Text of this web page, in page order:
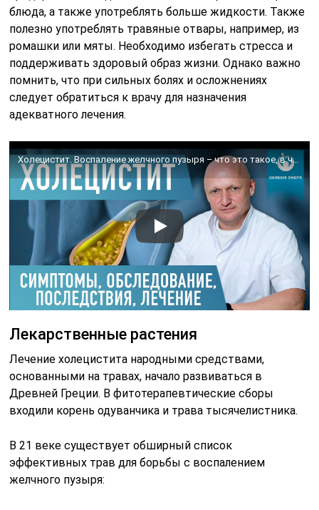
блюда, а также употреблять больше жидкости. Также
полезно употреблять травяные отвары, например, из
ромашки или мяты. Необходимо избегать стресса и
поддерживать здоровый образ жизни. Однако важно
помнить, что при сильных болях и осложнениях
следует обратиться к врачу для назначения
адекватного лечения.
Холецистит. Воспаление желчного пузыря – что это такое, в чем опасность и как лечить. Хирург Щевцов
Лекарственные растения
Лечение холецистита народными средствами,
основанными на травах, начало развиваться в
Древней Греции. В фитотерапевтические сборы
входили корень одуванчика и трава тысячелистника.
В 21 веке существует обширный список
эффективных трав для борьбы с воспалением
желчного пузыря: